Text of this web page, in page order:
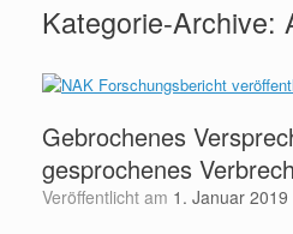
Kategorie-Archive:
Gebrochenes
gesprochenes
Veröffentlicht am 1. Januar 2019